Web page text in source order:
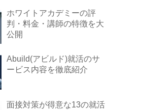
ホワイトアカデミーの評
判・料金・講師の特徴を大
公開
Abuild(アビルド)就活のサ
ービス内容を徹底紹介
面接対策が得意な13の就活